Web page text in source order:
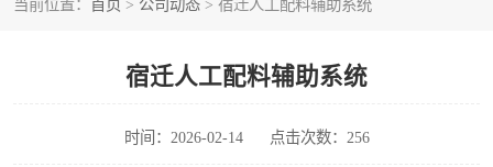
当前位置： 首页 > 公司动态 > 宿迁人工配料辅助系统
宿迁人工配料辅助系统
时间：2026-02-14 点击次数：256
屠宰轨道秤
移动源环保门禁电子台账系统